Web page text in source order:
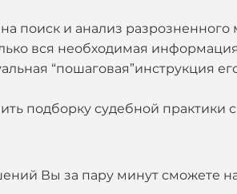
поиск и анализ
вся необходимая
“пошаговая”инструкция
подборку судебной практики
Вы за пару минут сможете